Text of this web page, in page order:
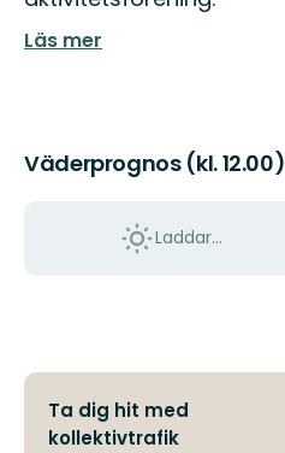
Läs mer
Väderprognos (kl. 12.00)
Laddar...
Ta dig hit med
kollektivtrafik